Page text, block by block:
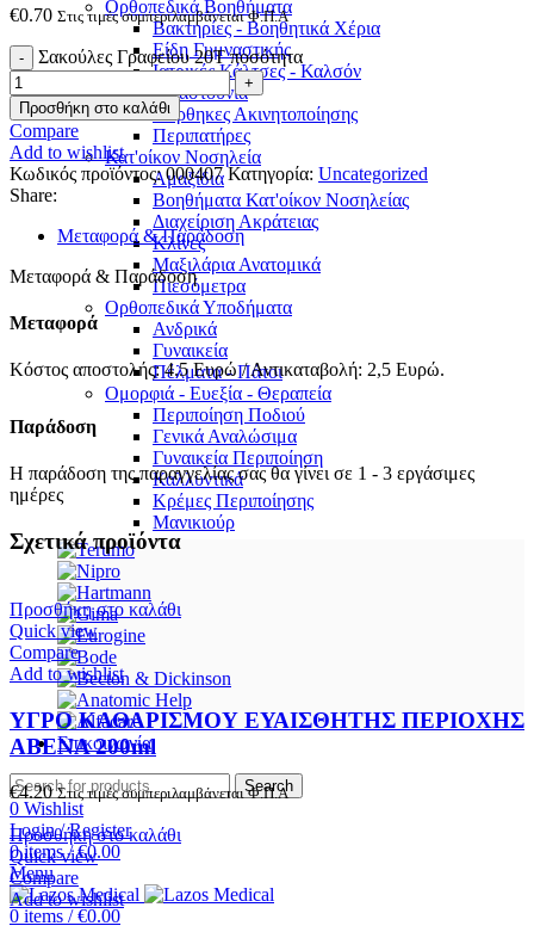
Ορθοπεδικά Βοηθήματα
Βακτηρίες - Βοηθητικά Χέρια
Είδη Γυμναστικής
Ιατρικές Κάλτσες - Καλσόν
Μπαστούνια
Νάρθηκες Ακινητοποίησης
Περιπατήρες
Κατ'οίκον Νοσηλεία
Αμαξίδια
Βοηθήματα Κατ'οίκον Νοσηλείας
Διαχείριση Ακράτειας
Κλίνες
Μαξιλάρια Ανατομικά
Πιεσόμετρα
Ορθοπεδικά Υποδήματα
Ανδρικά
Γυναικεία
Πέλματα - Πάτοι
Ομορφιά - Ευεξία - Θεραπεία
Περιποίηση Ποδιού
Γενικά Αναλώσιμα
Γυναικεία Περιποίηση
Καλλυντικά
Κρέμες Περιποίησης
Μανικιούρ
Επικοινωνία
Search
0 Wishlist
Login / Register
0items / €0.00
Menu
0 items / €0.00
€0.70 Στις τιμές συμπεριλαμβάνεται Φ.Π.Α
Σακούλες Γραφείου 20T ποσότητα
Προσθήκη στο καλάθι
Compare
Add to wishlist
Κωδικός προϊόντος:000407Κατηγορία: Uncategorized
Share:
Μεταφορά & Παράδοση
Μεταφορά & Παράδοση
Μεταφορά
Κόστος αποστολής: 4.5 Ευρώ / Αντικαταβολή: 2,5 Ευρώ.
Παράδοση
Η παράδοση της παραγγελίας σας θα γίνει σε 1 - 3 εργάσιμες
ημέρες
Σχετικά προϊόντα
Προσθήκη στο καλάθι
Quick view
Compare
Add to wishlist
ΥΓΡΟ ΚΑΘΑΡΙΣΜΟΥ ΕΥΑΙΣΘΗΤΗΣ ΠΕΡΙΟΧΗΣ
ABENA 200ml
€4.20 Στις τιμές συμπεριλαμβάνεται Φ.Π.Α
Προσθήκη στο καλάθι
Quick view
Compare
Add to wishlist